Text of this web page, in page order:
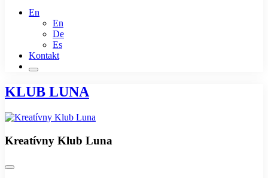
En
En
De
Es
Kontakt
KLUB LUNA
Kreatívny Klub Luna